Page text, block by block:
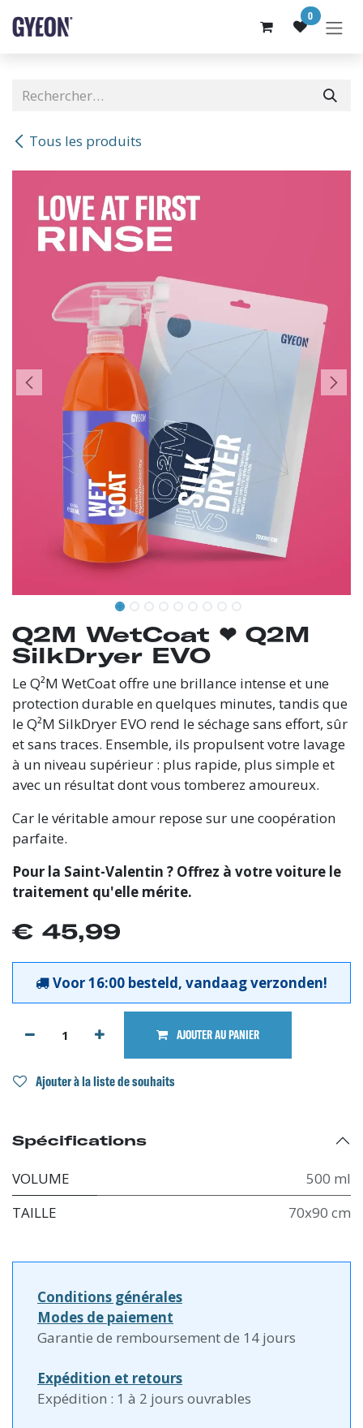
0
Tous les produits
Q2M WetCoat ❤︎⁠ Q2M
SilkDryer EVO
Le Q²M WetCoat offre une brillance intense et une
protection durable en quelques minutes, tandis que
le Q²M SilkDryer EVO rend le séchage sans effort, sûr
et sans traces. Ensemble, ils propulsent votre lavage
à un niveau supérieur : plus rapide, plus simple et
avec un résultat dont vous tomberez amoureux.
Car le véritable amour repose sur une coopération
parfaite.
Pour la Saint-Valentin ? Offrez à votre voiture le
traitement qu'elle mérite.
€ 45,99
Voor 16:00 besteld, vandaag verzonden!
AJOUTER AU PANIER
Ajouter à la liste de souhaits
Spécifications
VOLUME
500 ml
TAILLE
70x90 cm
Conditions générales
Modes de paiement
Garantie de remboursement de 14 jours
Expédition et retours
Expédition : 1 à 2 jours ouvrables